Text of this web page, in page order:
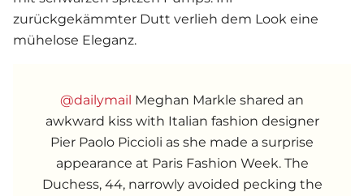
zurückgekämmter Dutt verlieh dem Look eine
mühelose Eleganz.
@dailymail Meghan Markle shared an
awkward kiss with Italian fashion designer
Pier Paolo Piccioli as she made a surprise
appearance at Paris Fashion Week. The
Duchess, 44, narrowly avoided pecking the